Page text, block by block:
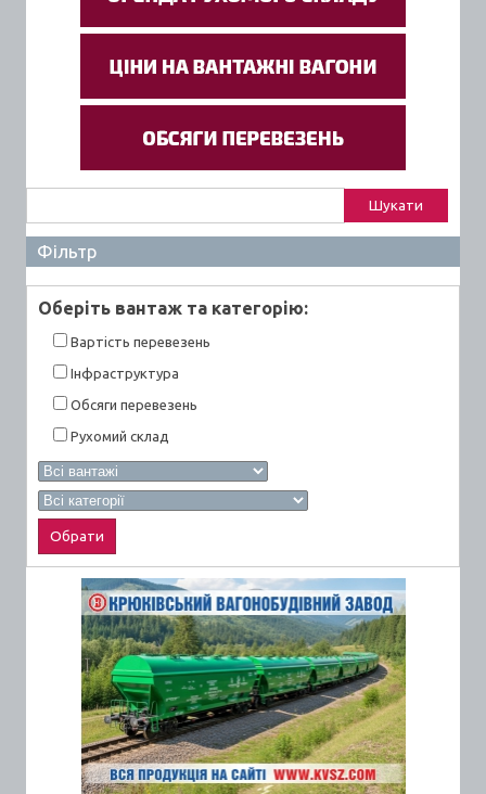
Фільтр
Оберiть вантаж та категорiю:
Вартiсть перевезень
Інфраструктура
Обсяги перевезень
Рухомий склад